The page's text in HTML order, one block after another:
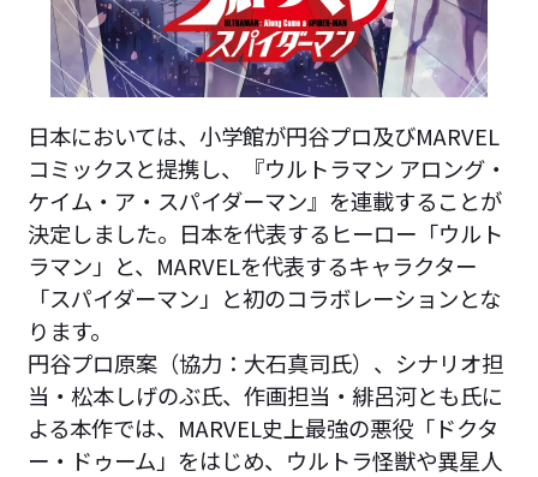
日本においては、小学館が円谷プロ及びMARVEL
コミックスと提携し、『ウルトラマン アロング・
ケイム・ア・スパイダーマン』を連載することが
決定しました。日本を代表するヒーロー「ウルト
ラマン」と、MARVELを代表するキャラクター
「スパイダーマン」と初のコラボレーションとな
ります。
円谷プロ原案（協力：大石真司氏）、シナリオ担
当・松本しげのぶ氏、作画担当・緋呂河とも氏に
よる本作では、MARVEL史上最強の悪役「ドクタ
ー・ドゥーム」をはじめ、ウルトラ怪獣や異星人